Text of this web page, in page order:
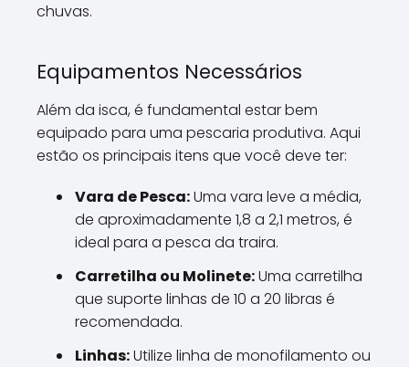
chuvas.
Equipamentos Necessários
Além da isca, é fundamental estar bem
equipado para uma pescaria produtiva. Aqui
estão os principais itens que você deve ter:
Vara de Pesca:Uma vara leve a média,
de aproximadamente 1,8 a 2,1 metros, é
ideal para a pesca da traira.
Carretilha ou Molinete:Uma carretilha
que suporte linhas de 10 a 20 libras é
recomendada.
Linhas:Utilize linha de monofilamento ou